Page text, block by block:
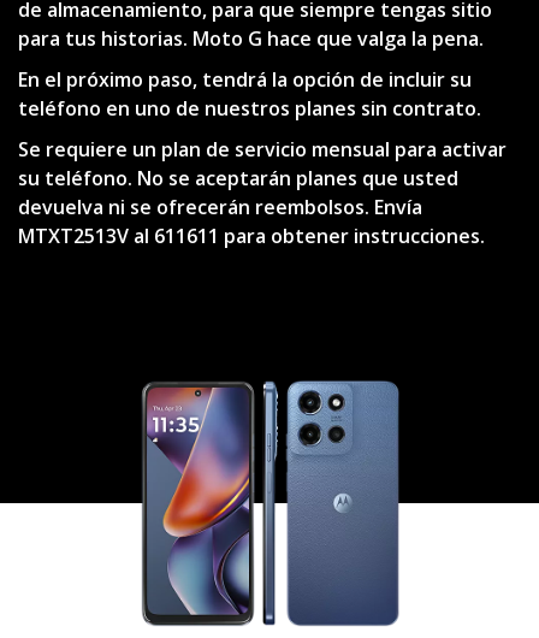
de almacenamiento, para que siempre tengas sitio
para tus historias. Moto G hace que valga la pena.
En el próximo paso, tendrá la opción de incluir su
teléfono en uno de nuestros planes sin contrato.
Se requiere un plan de servicio mensual para activar
su teléfono. No se aceptarán planes que usted
devuelva ni se ofrecerán reembolsos. Envía
MTXT2513V al 611611 para obtener instrucciones.